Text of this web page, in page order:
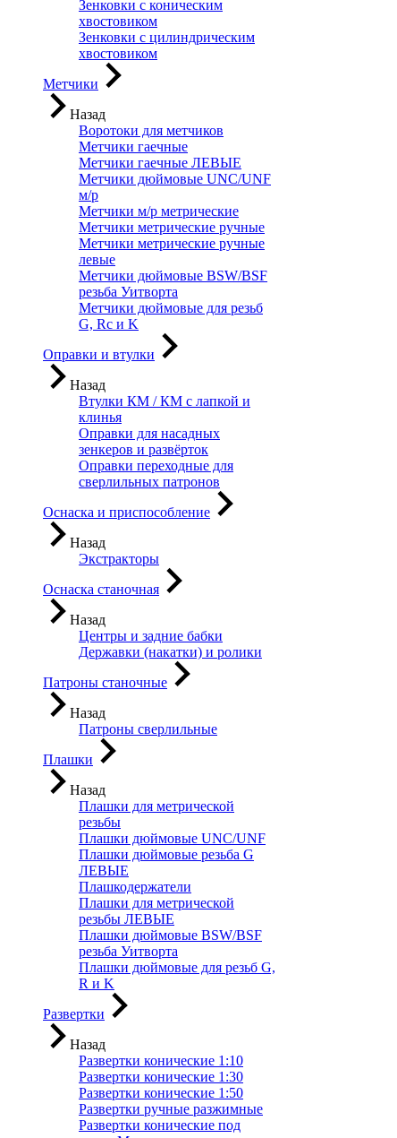
Зенковки с коническим
хвостовиком
Зенковки с цилиндрическим
хвостовиком
Метчики
Назад
Воротоки для метчиков
Метчики гаечные
Метчики гаечные ЛЕВЫЕ
Метчики дюймовые UNC/UNF
м/р
Метчики м/р метрические
Метчики метрические ручные
Метчики метрические ручные
левые
Метчики дюймовые BSW/BSF
резьба Уитворта
Метчики дюймовые для резьб
G, Rc и K
Оправки и втулки
Назад
Втулки КМ / КМ с лапкой и
клинья
Оправки для насадных
зенкеров и развёрток
Оправки переходные для
сверлильных патронов
Оснаска и приспособление
Назад
Экстракторы
Оснаска станочная
Назад
Центры и задние бабки
Державки (накатки) и ролики
Патроны станочные
Назад
Патроны сверлильные
Плашки
Назад
Плашки для метрической
резьбы
Плашки дюймовые UNC/UNF
Плашки дюймовые резьба G
ЛЕВЫЕ
Плашкодержатели
Плашки для метрической
резьбы ЛЕВЫЕ
Плашки дюймовые BSW/BSF
резьба Уитворта
Плашки дюймовые для резьб G,
R и K
Развертки
Назад
Развертки конические 1:10
Развертки конические 1:30
Развертки конические 1:50
Развертки ручные разжимные
Развертки конические под